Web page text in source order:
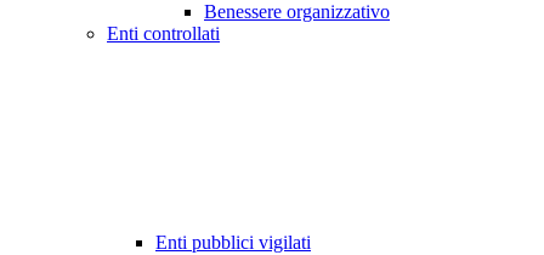
Benessere organizzativo
Enti controllati
Enti pubblici vigilati